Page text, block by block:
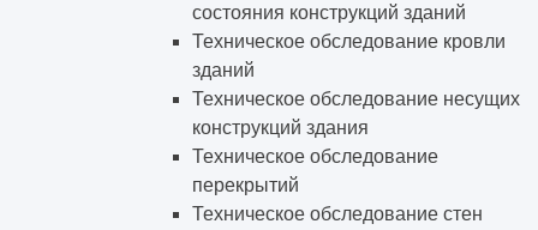
состояния конструкций зданий
Техническое обследование кровли
зданий
Техническое обследование несущих
конструкций здания
Техническое обследование
перекрытий
Техническое обследование стен